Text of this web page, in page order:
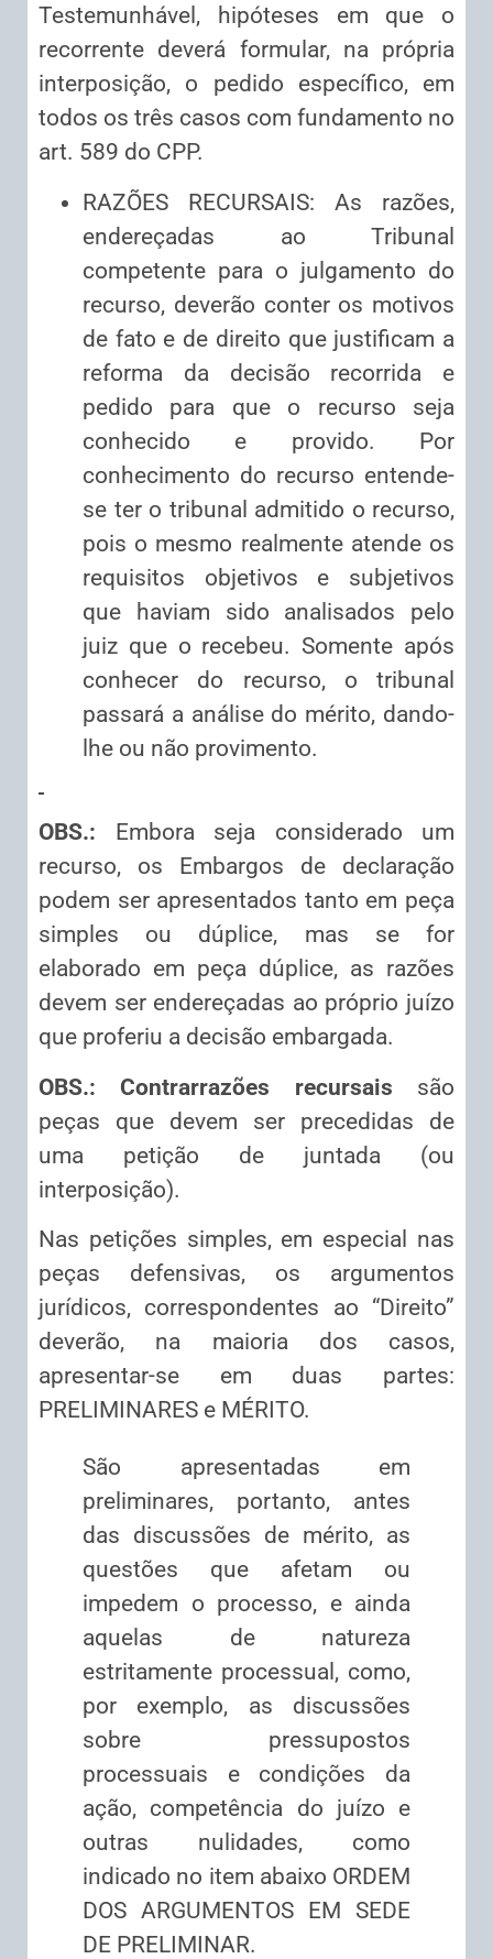
Testemunhável, hipóteses em que o
recorrente deverá formular, na própria
interposição, o pedido específico, em
todos os três casos com fundamento no
art. 589 do CPP.
RAZÕES RECURSAIS: As razões,
endereçadas ao Tribunal
competente para o julgamento do
recurso, deverão conter os motivos
de fato e de direito que justificam a
reforma da decisão recorrida e
pedido para que o recurso seja
conhecido e provido. Por
conhecimento do recurso entende-
se ter o tribunal admitido o recurso,
pois o mesmo realmente atende os
requisitos objetivos e subjetivos
que haviam sido analisados pelo
juiz que o recebeu. Somente após
conhecer do recurso, o tribunal
passará a análise do mérito, dando-
lhe ou não provimento.
OBS.: Embora seja considerado um
recurso, os Embargos de declaração
podem ser apresentados tanto em peça
simples ou dúplice, mas se for
elaborado em peça dúplice, as razões
devem ser endereçadas ao próprio juízo
que proferiu a decisão embargada.
OBS.: Contrarrazões recursais são
peças que devem ser precedidas de
uma petição de juntada (ou
interposição).
Nas petições simples, em especial nas
peças defensivas, os argumentos
jurídicos, correspondentes ao “Direito”
deverão, na maioria dos casos,
apresentar-se em duas partes:
PRELIMINARES e MÉRITO.
São apresentadas em
preliminares, portanto, antes
das discussões de mérito, as
questões que afetam ou
impedem o processo, e ainda
aquelas de natureza
estritamente processual, como,
por exemplo, as discussões
sobre pressupostos
processuais e condições da
ação, competência do juízo e
outras nulidades, como
indicado no item abaixo ORDEM
DOS ARGUMENTOS EM SEDE
DE PRELIMINAR.